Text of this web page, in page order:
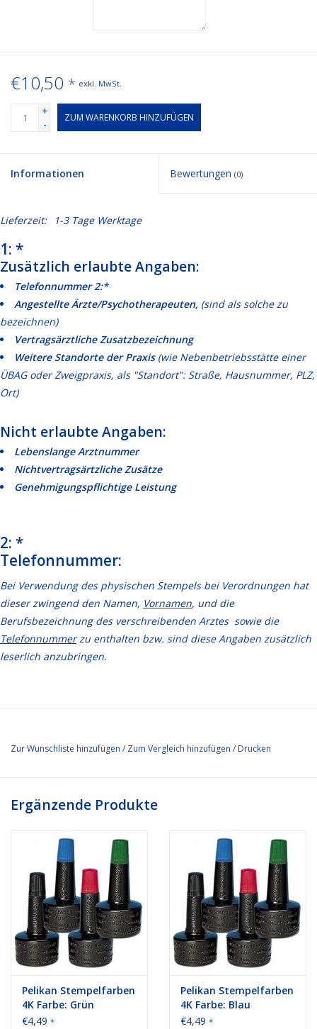
€10,50 * exkl. MwSt.
+
-
ZUM WARENKORB HINZUFÜGEN
Informationen Bewertungen (0)
Lieferzeit: 1-3 Tage Werktage
1: *
Zusätzlich erlaubte Angaben:
Telefonnummer 2:*
Angestellte Ärzte/Psychotherapeuten, (sind als solche zu
bezeichnen)
Vertragsärztliche Zusatzbezeichnung
Weitere Standorte der Praxis(wie Nebenbetriebsstätte einer
ÜBAG oder Zweigpraxis, als "Standort": Straße, Hausnummer, PLZ,
Ort)
Nicht erlaubte Angaben:
Lebenslange Arztnummer
Nichtvertragsärtzliche Zusätze
Genehmigungspflichtige Leistung
2: *
Telefonnummer:
Bei Verwendung des physischen Stempels bei Verordnungen hat
dieser zwingend den Namen, Vornamen, und die
Berufsbezeichnung des verschreibenden Arztes sowie die
Telefonnummerzu enthalten bzw. sind diese Angaben zusätzlich
leserlich anzubringen.
Zur Wunschliste hinzufügen / Zum Vergleich hinzufügen / Drucken
Ergänzende Produkte
Pelikan Stempelfarben
4K Farbe: Grün
€4,49 *
Pelikan Stempelfarben
4K Farbe: Blau
€4,49 *